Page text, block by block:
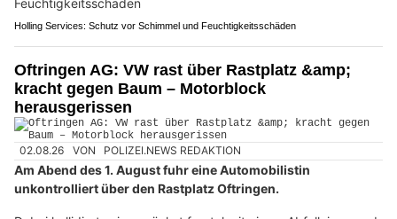
Holling Services: Schutz vor Schimmel und Feuchtigkeitsschäden
Oftringen AG: VW rast über Rastplatz &amp;
kracht gegen Baum – Motorblock
herausgerissen
02.08.26 VON POLIZEI.NEWS REDAKTION
Am Abend des 1. August fuhr eine Automobilistin
unkontrolliert über den Rastplatz Oftringen.